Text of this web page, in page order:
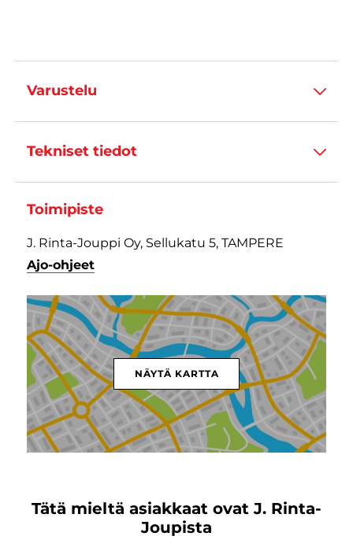
Varustelu
Tekniset tiedot
Toimipiste
J. Rinta-Jouppi Oy, Sellukatu 5, TAMPERE
Ajo-ohjeet
NÄYTÄ KARTTA
Tätä mieltä asiakkaat ovat J. Rinta-
Joupista